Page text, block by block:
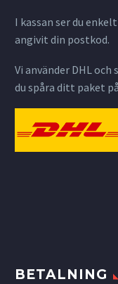
I kassan ser du
angivit din postkod.
Vi använder DHL
du spåra ditt paket
BETALNING